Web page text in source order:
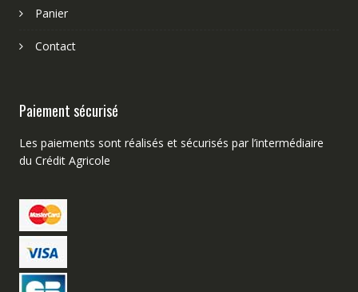
Panier
Contact
Paiement sécurisé
Les paiements sont réalisés et sécurisés par l’intermédiaire
du Crédit Agricole